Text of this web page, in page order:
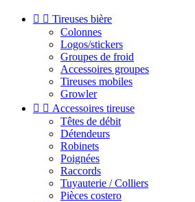
  Tireuses bière
Colonnes
Logos/stickers
Groupes de froid
Accessoires groupes
Tireuses mobiles
Growler
  Accessoires tireuse
Têtes de débit
Détendeurs
Robinets
Poignées
Raccords
Tuyauterie / Colliers
Pièces costero